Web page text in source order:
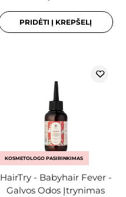
PRIDĖTI Į KREPŠELĮ
KOSMETOLOGO PASIRINKIMAS
HairTry - Babyhair Fever -
Galvos Odos Įtrynimas